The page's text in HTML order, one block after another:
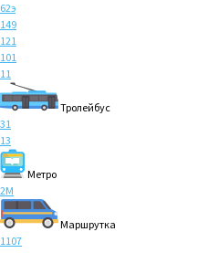
62э
149
121
101
11
Тролейбус
31
13
Метро
2M
Маршрутка
1107